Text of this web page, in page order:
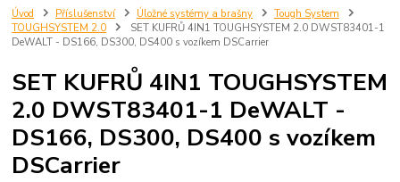
Úvod Příslušenství Úložné systémy a brašny
Tough System
TOUGHSYSTEM 2.0
SET KUFRŮ 4IN1 TOUGHSYSTEM 2.0 DWST83401-1
DeWALT - DS166, DS300, DS400 s vozíkem DSCarrier
SET KUFRŮ 4IN1 TOUGHSYSTEM
2.0 DWST83401-1 DeWALT -
DS166, DS300, DS400 s vozíkem
DSCarrier